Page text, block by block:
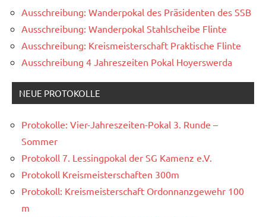
Ausschreibung: Wanderpokal des Präsidenten des SSB
Ausschreibung: Wanderpokal Stahlscheibe Flinte
Ausschreibung: Kreismeisterschaft Praktische Flinte
Ausschreibung 4 Jahreszeiten Pokal Hoyerswerda
NEUE PROTOKOLLE
Protokolle: Vier-Jahreszeiten-Pokal 3. Runde –
Sommer
Protokoll 7. Lessingpokal der SG Kamenz e.V.
Protokoll Kreismeisterschaften 300m
Protokoll: Kreismeisterschaft Ordonnanzgewehr 100
m